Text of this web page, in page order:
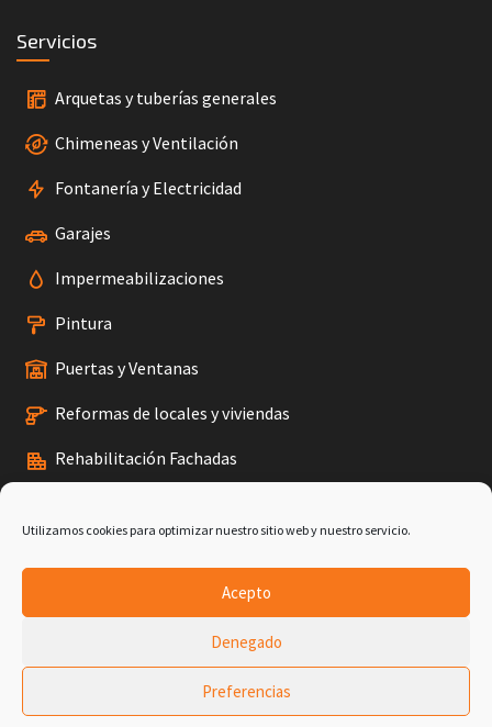
Utilizamos cookies para optimizar nuestro sitio web y nuestro servicio.
Acepto
Denegado
Preferencias
Servicios
Arquetas y tuberías generales
Chimeneas y Ventilación
Fontanería y Electricidad
Garajes
Impermeabilizaciones
Pintura
Puertas y Ventanas
Reformas de locales y viviendas
Rehabilitación Fachadas